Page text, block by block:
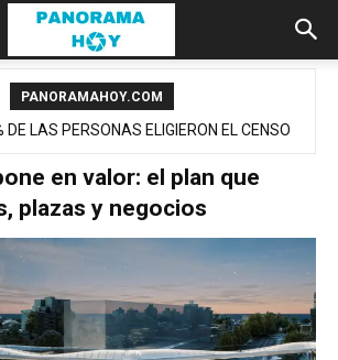
PANORAMAHOY.COM
DE LAS PERSONAS ELIGIERON EL CENSO
en valor: el plan que
plazas y negocios